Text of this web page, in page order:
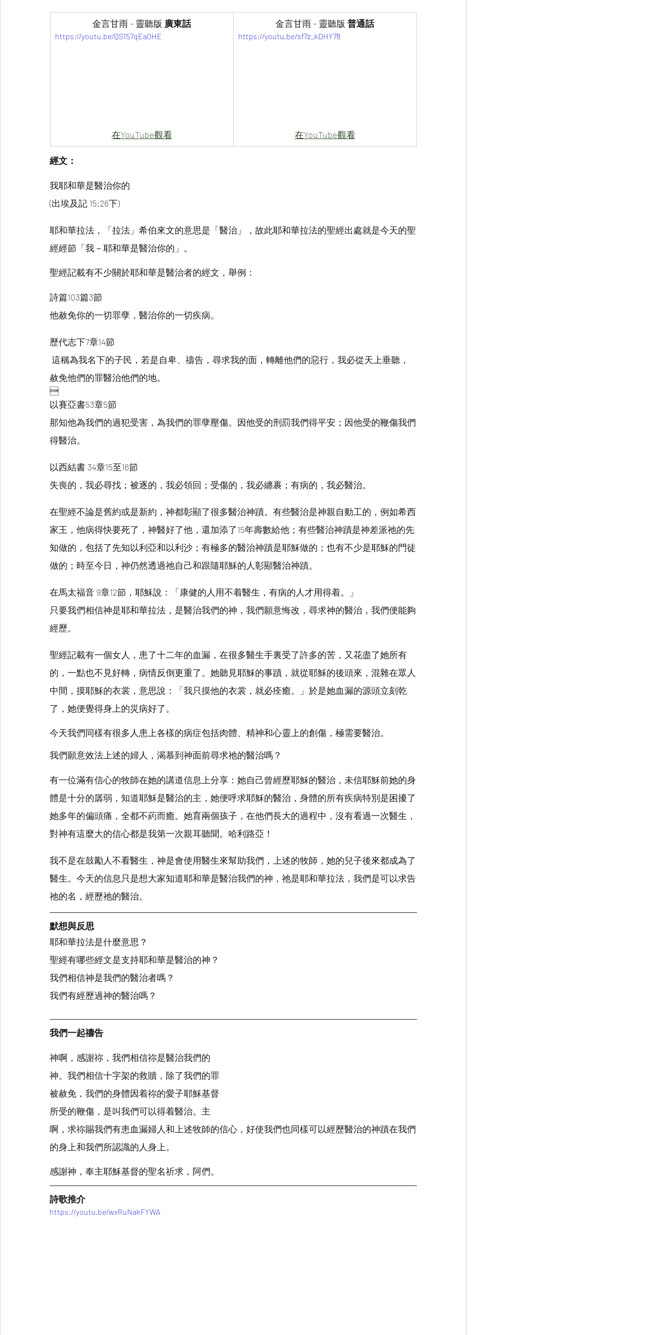
金言甘雨 - 靈聽版 廣東話
https://youtu.be/QS157qEa0HE
在YouTube觀看
金言甘雨 - 靈聽版 普通話
https://youtu.be/sf7z_kDHY78
在YouTube觀看
經文：
我耶和華是醫治你的
(出埃及記 15:26下)
耶和華拉法，「拉法」希伯來文的意思是「醫治」，故此耶和華拉法的聖經出處就是今天的聖
經經節「我－耶和華是醫治你的」。
聖經記載有不少關於耶和華是醫治者的經文，舉例：
詩篇103篇3節
他赦免你的一切罪孽，醫治你的一切疾病。
歷代志下7章14節
赦免他們的罪醫治他們的地。

以賽亞書53章5節
那知他為我們的過犯受害，為我們的罪孽壓傷。因他受的刑罰我們得平安；因他受的鞭傷我們
得醫治。
以西結書 34章15至16節
失喪的，我必尋找；被逐的，我必領回；受傷的，我必纏裹；有病的，我必醫治。
在聖經不論是舊約或是新約，神都彰顯了很多醫治神蹟。有些醫治是神親自動工的，例如希西
家王，他病得快要死了，神醫好了他，還加添了15年壽數給他；有些醫治神蹟是神差派祂的先
知做的，包括了先知以利亞和以利沙；有極多的醫治神蹟是耶穌做的；也有不少是耶穌的門徒
做的；時至今日，神仍然透過祂自己和跟隨耶穌的人彰顯醫治神蹟。
在馬太福音 9章12節，耶穌說：「康健的人用不着醫生，有病的人才用得着。」
只要我們相信神是耶和華拉法，是醫治我們的神，我們願意悔改，尋求神的醫治，我們便能夠
經歷。
聖經記載有一個女人，患了十二年的血漏，在很多醫生手裏受了許多的苦，又花盡了她所有
的，一點也不見好轉，病情反倒更重了。她聽見耶穌的事蹟，就從耶穌的後頭來，混雜在眾人
中間，摸耶穌的衣裳，意思說：「我只摸他的衣裳，就必痊癒。」於是她血漏的源頭立刻乾
了，她便覺得身上的災病好了。
今天我們同樣有很多人患上各樣的病症包括肉體、精神和心靈上的創傷，極需要醫治。
我們願意效法上述的婦人，渴慕到神面前尋求祂的醫治嗎？
有一位滿有信心的牧師在她的講道信息上分享：她自己曾經歷耶穌的醫治，未信耶穌前她的身
體是十分的孱弱，知道耶穌是醫治的主，她便呼求耶穌的醫治，身體的所有疾病特別是困擾了
她多年的偏頭痛，全都不葯而癒。她育兩個孩子，在他們長大的過程中，沒有看過一次醫生，
對神有這麼大的信心都是我第一次親耳聽聞。哈利路亞！
我不是在鼓勵人不看醫生，神是會使用醫生來幫助我們，上述的牧師，她的兒子後來都成為了
醫生。今天的信息只是想大家知道耶和華是醫治我們的神，祂是耶和華拉法，我們是可以求告
祂的名，經歷祂的醫治。
默想與反思
耶和華拉法是什麼意思？
聖經有哪些經文是支持耶和華是醫治的神？
我們相信神是我們的醫治者嗎？
我們有經歷過神的醫治嗎？
我們一起禱告
神啊，感謝祢，我們相信祢是醫治我們的
神。我們相信十字架的救贖，除了我們的罪
被赦免，我們的身體因着祢的愛子耶穌基督
所受的鞭傷，是叫我們可以得着醫治。主
啊，求祢賜我們有患血漏婦人和上述牧師的信心，好使我們也同樣可以經歷醫治的神蹟在我們
的身上和我們所認識的人身上。
感謝神，奉主耶穌基督的聖名祈求，阿們。
詩歌推介
https://youtu.be/wxRuNakFYWA